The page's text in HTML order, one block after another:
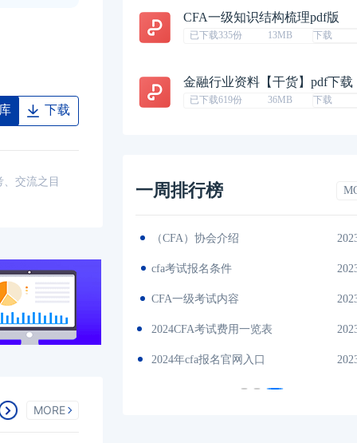
下载
交流之目
MORE
CFA一级知识结构梳理pdf版
已下载335份 13MB 下载
金融行业资料【干货】pdf下载
已下载619份 36MB 下载
一周排行榜
文版
总
明
（CFA）协会介绍
cfa考试报名条件
CFA一级考试内容
2024CFA考试费用一览表
2024年cfa报名官网入口